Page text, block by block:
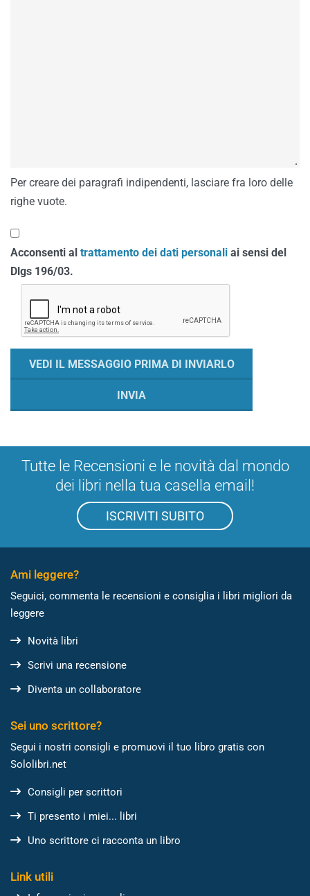
Per creare dei paragrafi indipendenti, lasciare fra loro delle
righe vuote.
Acconsenti al trattamento dei dati personali ai sensi del
Dlgs 196/03.
Tutte le Recensioni e le novità dal mondo
dei libri nella tua casella email!
ISCRIVITI SUBITO
Ami leggere?
Seguici, commenta le recensioni e consiglia i libri migliori da
leggere
Novità libri
Scrivi una recensione
Diventa un collaboratore
Sei uno scrittore?
Segui i nostri consigli e promuovi il tuo libro gratis con
Sololibri.net
Consigli per scrittori
Ti presento i miei... libri
Uno scrittore ci racconta un libro
Link utili